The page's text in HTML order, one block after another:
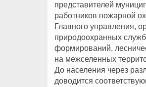
представителей
работников пожарной
Главного управления,
природоохранных
формирований,
на межселенных
До населения через
доводится